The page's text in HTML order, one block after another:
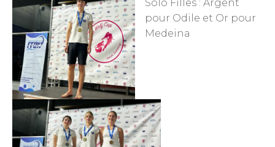
Solo Filles : Argent
pour Odile et Or pour
Medeina